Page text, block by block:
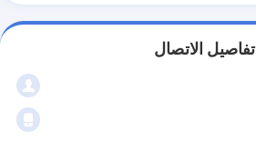
تفاصيل الاتصال